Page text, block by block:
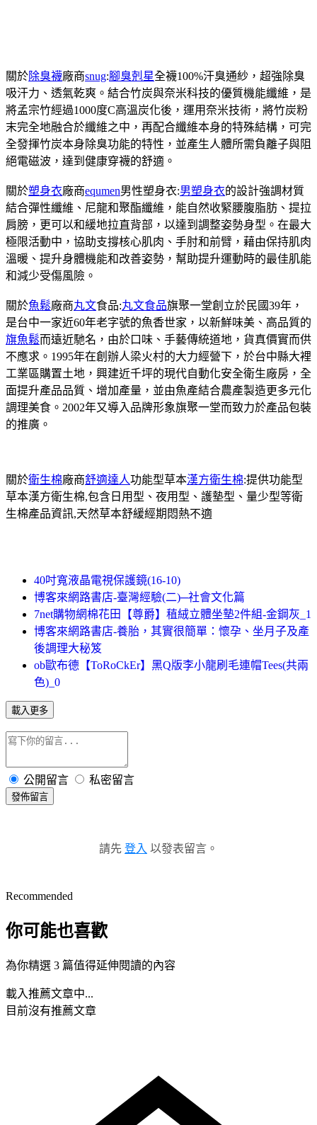
關於除臭襪廠商snug:腳臭剋星全襪100%汗臭通紗，超強除臭
吸汗力、透氣乾爽。結合竹炭與奈米科技的優質機能纖維，是
將孟宗竹經過1000度C高溫炭化後，運用奈米技術，將竹炭粉
末完全地融合於纖維之中，再配合纖維本身的特殊結構，可完
全發揮竹炭本身除臭功能的特性，並產生人體所需負離子與阻
絕電磁波，達到健康穿襪的舒適。
關於塑身衣廠商equmen男性塑身衣:男塑身衣的設計強調材質
結合彈性纖維、尼龍和聚酯纖維，能自然收緊腰腹脂肪、提拉
肩膀，更可以和緩地拉直背部，以達到調整姿勢身型。在最大
極限活動中，協助支撐核心肌肉、手肘和前臂，藉由保持肌肉
溫暖、提升身體機能和改善姿勢，幫助提升運動時的最佳肌能
和減少受傷風險。
關於魚鬆廠商丸文食品:丸文食品旗聚一堂創立於民國39年，
是台中一家近60年老字號的魚香世家，以新鮮味美、高品質的
旗魚鬆而遠近馳名，由於口味、手藝傳統道地，貨真價實而供
不應求。1995年在創辦人梁火村的大力經營下，於台中縣大裡
工業區購置土地，興建近千坪的現代自動化安全衛生廠房，全
面提升產品品質、增加產量，並由魚產結合農產製造更多元化
調理美食。2002年又導入品牌形象旗聚一堂而致力於產品包裝
的推廣。
關於衛生棉廠商舒適達人功能型草本漢方衛生棉:提供功能型
草本漢方衛生棉,包含日用型、夜用型、護墊型、量少型等衛
生棉產品資訊,天然草本舒緩經期悶熱不適
40吋寬液晶電視保護鏡(16-10)
博客來網路書店-臺灣經驗(二)─社會文化篇
7net購物網棉花田【尊爵】稙絨立體坐墊2件組-金鋼灰_1
博客來網路書店-養胎，其實很簡單：懷孕、坐月子及產
後調理大秘笈
ob歐布德【ToRoCkEr】黑Q版李小龍刷毛連帽Tees(共兩
色)_0
載入更多
公開留言 私密留言
發佈留言
請先 登入 以發表留言。
Recommended
你可能也喜歡
為你精選 3 篇值得延伸閱讀的內容
載入推薦文章中...
目前沒有推薦文章